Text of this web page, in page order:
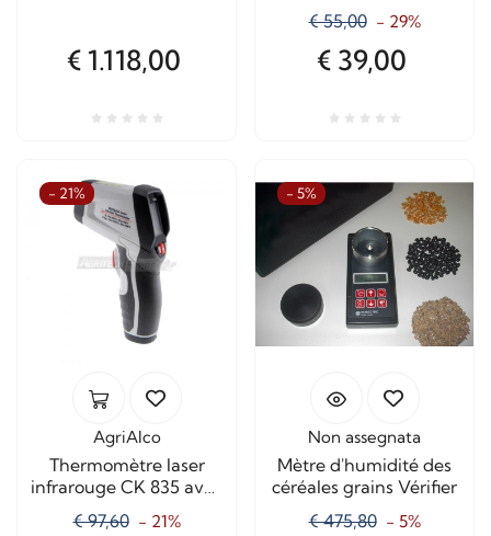
€ 1.118,00
€ 55,00 - 29%
€ 39,00
- 21%
AgriAlco
Thermomètre laser
infrarouge CK 835 avec
€ 97,60 - 21%
- 5%
Non assegnata
Mètre d'humidité des
céréales grains Vérifier
€ 475,80 - 5%